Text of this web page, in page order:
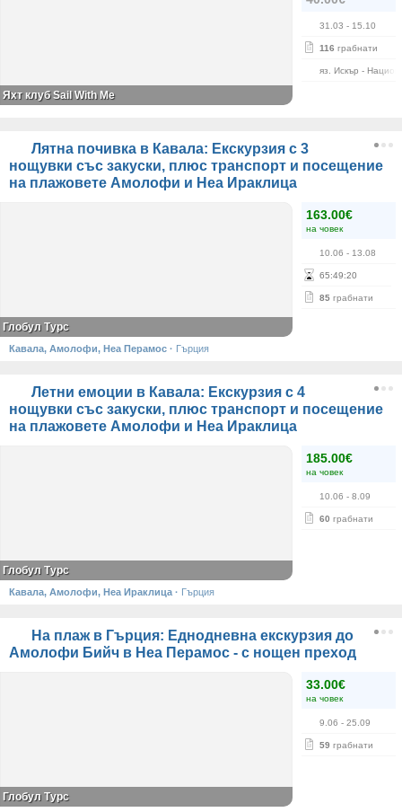
31.03 - 15.10
116 грабнати
яз. Искър -
Яхт клуб Sail With Me
Лятна почивка в Кавала: Екскурзия с 3
нощувки със закуски, плюс транспорт и посещение
на плажовете Амолофи и Неа Ираклица
163.00€
на човек
10.06 - 13.08
65:49:20
85 грабнати
Глобул Турс
Кавала, Амолофи, Неа Перамос · Гърция
Летни емоции в Кавала: Екскурзия с 4
нощувки със закуски, плюс транспорт и посещение
на плажовете Амолофи и Неа Ираклица
185.00€
на човек
10.06 - 8.09
60 грабнати
Глобул Турс
Кавала, Амолофи, Неа Ираклица · Гърция
На плаж в Гърция: Еднодневна екскурзия до
Амолофи Бийч в Неа Перамос - с нощен преход
33.00€
на човек
9.06 - 25.09
59 грабнати
Глобул Турс